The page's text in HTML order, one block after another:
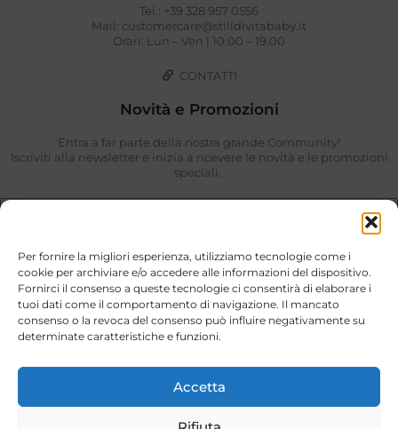
Per fornire la migliori esperienza, utilizziamo tecnologie come i
cookie per archiviare e/o accedere alle informazioni del dispositivo.
Fornirci il consenso a queste tecnologie ci consentirà di elaborare i
tuoi dati come il comportamento di navigazione. Il mancato
consenso o la revoca del consenso può influire negativamente su
determinate caratteristiche e funzioni.
Accetta
Tel.: +39 328 957 0556
Mail: customercare@stilidivitababy.it
Orari: Lun – Ven | 10.00 – 19.00
CONTATTI
Novità e Promozioni
Entra a far parte della nostra grande Community!
Iscriviti alla newsletter e inizia a ricevere le novità e le promozioni
speciali.
ISCRIVIMI
Stili di Vita © 2026. Tutti i diritti riservati